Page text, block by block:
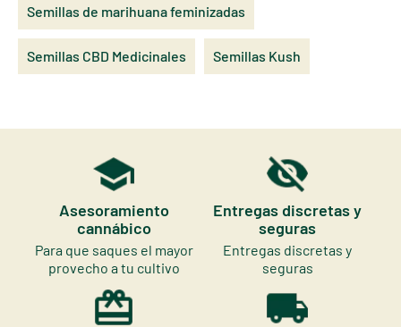
Semillas de marihuana feminizadas
Semillas CBD Medicinales Semillas Kush
Asesoramiento
cannábico
Para que saques el mayor
provecho a tu cultivo
Entregas discretas y
seguras
Entregas discretas y
seguras